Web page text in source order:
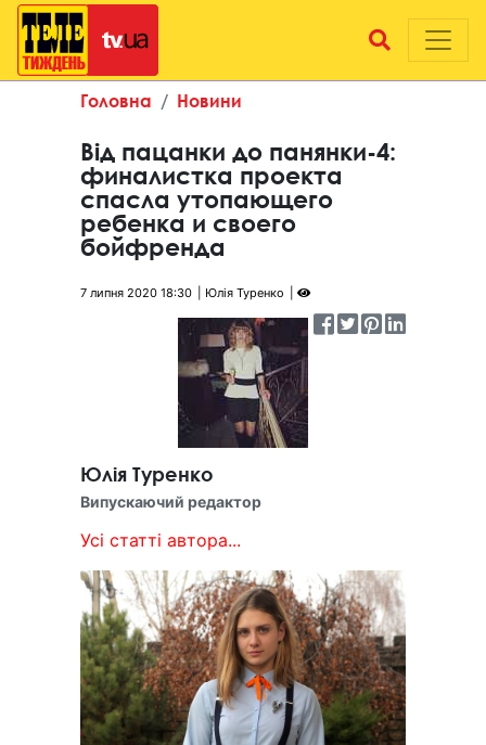
Головна Новини
Від пацанки до панянки-4:
финалистка проекта
спасла утопающего
ребенка и своего
бойфренда
7 липня 2020 18:30 Юлія Туренко
Юлія Туренко
Випускаючий редактор
Усі статті автора...